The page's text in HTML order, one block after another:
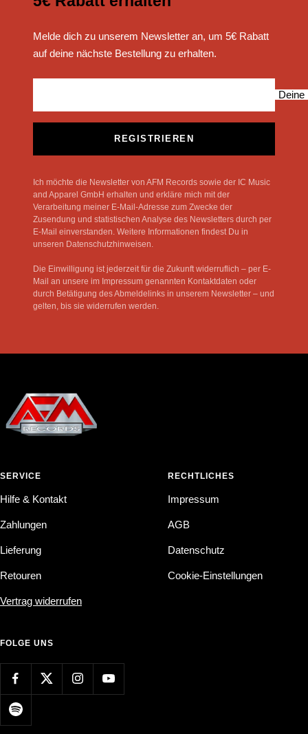
Melde dich zu unserem Newsletter an, um 5€ Rabatt
auf deine nächste Bestellung zu erhalten.
Deine
REGISTRIEREN
Ich möchte die Newsletter von AFM Records sowie der IC Music
and Apparel GmbH erhalten und erkläre mich mit der
Verarbeitung meiner E-Mail-Adresse zum Zwecke der
Zusendung und statistischen Analyse des Newsletters durch per
E-Mail einverstanden. Weitere Informationen findest Du in
unseren Datenschutzhinweisen.
Die Einwilligung ist jederzeit für die Zukunft widerruflich – per E-
Mail an unsere im Impressum genannten Kontaktdaten oder
durch Betätigung des Abmeldelinks in unserem Newsletter – und
gelten, bis sie widerrufen werden.
SERVICE
Hilfe & Kontakt
Zahlungen
Lieferung
Retouren
Vertrag widerrufen
RECHTLICHES
Impressum
AGB
Datenschutz
Cookie-Einstellungen
FOLGE UNS